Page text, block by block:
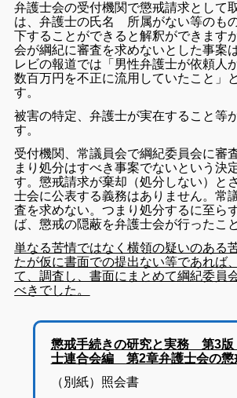
弁護士会の受付機関で懲戒請求として
は、弁護士の氏名 所属がない等のも
下することができると解釈ができます
会が綱紀に審査を求めないとした事案
レビの報道では「男性弁護士が依頼人
数百万円を不正に流用していたこと」
す。
被害の特定、弁護士が実在すること等
す。
受付機関、常議員会で綱紀委員会に審
まり処分はすべき事案でないという決
す。懲戒請求が棄却（処分しない）と
士会に公表する義務はありません。常
査を求めない。つまり処分するに至ら
ば、懲戒の隠蔽を弁護士会が行ったこ
単なる苦情ではなく横領の疑いのある
たが仮に書面での提出ない等であれば
て、調査し、書面にまとめて綱紀委員
べきでした。
懲戒手続きの研究と実務 第3
士連合会編 第2章弁護士会の
（別紙）照会書